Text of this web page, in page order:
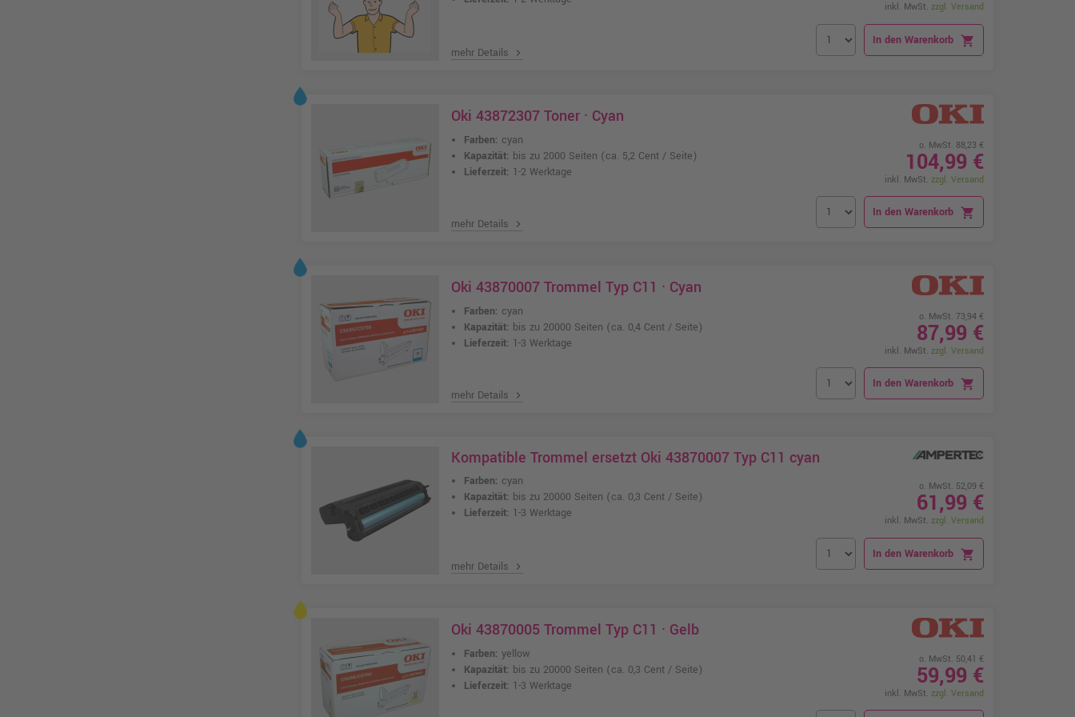
mehr Details chevron_right
inkl. MwSt. zzgl. Versand
In den Warenkorb shopping_cart
Oki 43872307 Toner · Cyan
Farben: cyan
Kapazität: bis zu 2000 Seiten (ca. 5,2 Cent / Seite)
Lieferzeit: 1-2 Werktage
mehr Details chevron_right
o. MwSt. 88,23 €
104,99 €
inkl. MwSt. zzgl. Versand
In den Warenkorb shopping_cart
Oki 43870007 Trommel Typ C11 · Cyan
Farben: cyan
Kapazität: bis zu 20000 Seiten (ca. 0,4 Cent / Seite)
Lieferzeit: 1-3 Werktage
mehr Details chevron_right
o. MwSt. 73,94 €
87,99 €
inkl. MwSt. zzgl. Versand
In den Warenkorb shopping_cart
Kompatible Trommel ersetzt Oki 43870007 Typ C11 cyan
Farben: cyan
Kapazität: bis zu 20000 Seiten (ca. 0,3 Cent / Seite)
Lieferzeit: 1-3 Werktage
mehr Details chevron_right
o. MwSt. 52,09 €
61,99 €
inkl. MwSt. zzgl. Versand
In den Warenkorb shopping_cart
Oki 43870005 Trommel Typ C11 · Gelb
Farben: yellow
Kapazität: bis zu 20000 Seiten (ca. 0,3 Cent / Seite)
Lieferzeit: 1-3 Werktage
o. MwSt. 50,41 €
59,99 €
inkl. MwSt. zzgl. Versand